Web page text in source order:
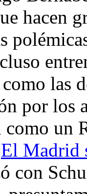
hacen
las
por
como
El Madrid
con